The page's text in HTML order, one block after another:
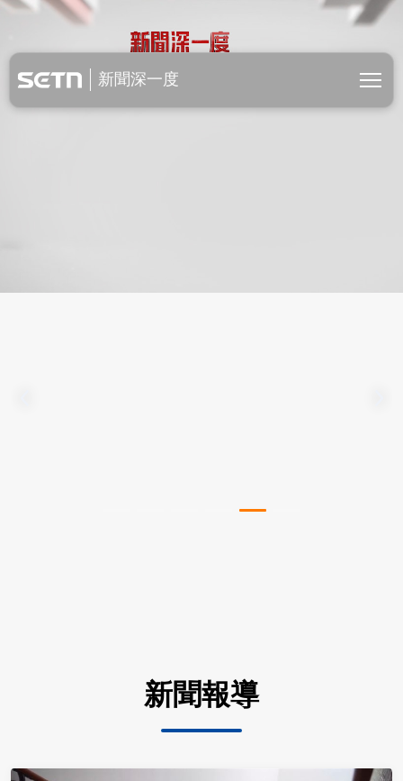
新聞深一度
新聞深一度
新聞報導